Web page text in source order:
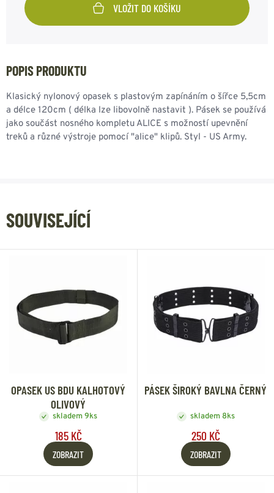
VLOŽIT DO KOŠÍKU
POPIS PRODUKTU
Klasický nylonový opasek s plastovým zapínáním o šířce 5,5cm
a délce 120cm ( délka lze libovolně nastavit ). Pásek se používá
jako součást nosného kompletu ALICE s možností upevnění
treků a různé výstroje pomocí "alice" klipů. Styl - US Army.
SOUVISEJÍCÍ
OPASEK US BDU KALHOTOVÝ
OLIVOVÝ
skladem 9ks
185 KČ
ZOBRAZIT
PÁSEK ŠIROKÝ BAVLNA ČERNÝ
skladem 8ks
250 KČ
ZOBRAZIT